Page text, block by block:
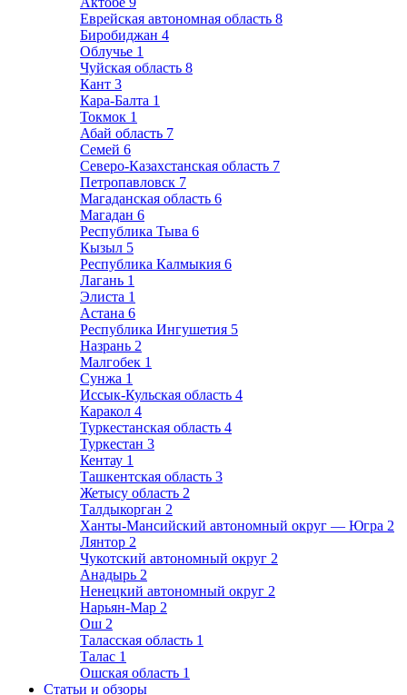
Еврейская автономная область 8
Биробиджан 4
Облучье 1
Чуйская область 8
Кант 3
Кара-Балта 1
Токмок 1
Абай область 7
Семей 6
Северо-Казахстанская область 7
Петропавловск 7
Магаданская область 6
Магадан 6
Республика Тыва 6
Кызыл 5
Республика Калмыкия 6
Лагань 1
Элиста 1
Астана 6
Республика Ингушетия 5
Назрань 2
Малгобек 1
Сунжа 1
Иссык-Кульская область 4
Каракол 4
Туркестанская область 4
Туркестан 3
Кентау 1
Ташкентская область 3
Жетысу область 2
Талдыкорган 2
Ханты-Мансийский автономный округ — Югра 2
Лянтор 2
Чукотский автономный округ 2
Анадырь 2
Ненецкий автономный округ 2
Нарьян-Мар 2
Ош 2
Таласская область 1
Талас 1
Ошская область 1
Статьи и обзоры